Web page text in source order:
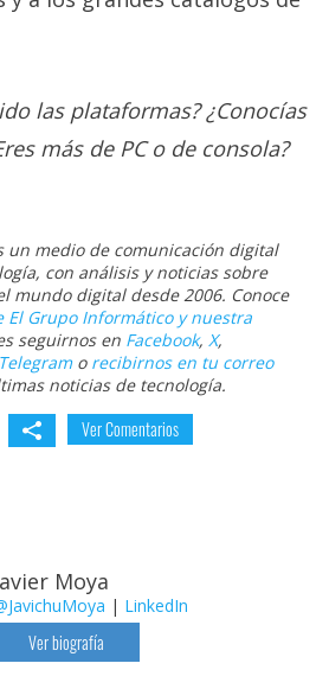
las plataformas? ¿Conocías
más de PC o de consola?
un medio de comunicación digital
con análisis y noticias sobre
mundo digital desde 2006. Conoce
El Grupo Informático y nuestra
seguirnos en Facebook, X,
Telegramo recibirnos en tu correo
noticias de tecnología.
Ver Comentarios
Moya
| LinkedIn
Ver biografía